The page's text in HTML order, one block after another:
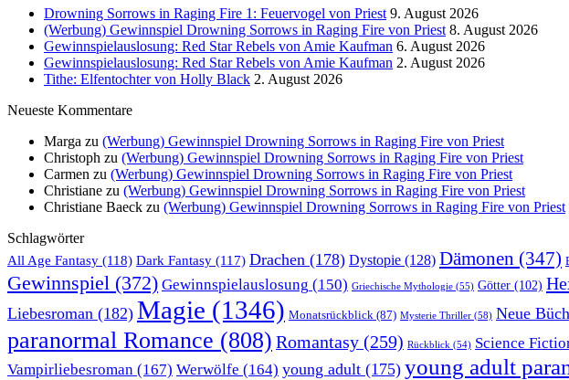
Drowning Sorrows in Raging Fire 1: Feuervogel von Priest 9. August 2026
(Werbung) Gewinnspiel Drowning Sorrows in Raging Fire von Priest 8. August 2026
Gewinnspielauslosung: Red Star Rebels von Amie Kaufman 6. August 2026
Gewinnspielauslosung: Red Star Rebels von Amie Kaufman 2. August 2026
Tithe: Elfentochter von Holly Black 2. August 2026
Neueste Kommentare
Marga zu (Werbung) Gewinnspiel Drowning Sorrows in Raging Fire von Priest
Christoph zu (Werbung) Gewinnspiel Drowning Sorrows in Raging Fire von Priest
Carmen zu (Werbung) Gewinnspiel Drowning Sorrows in Raging Fire von Priest
Christiane zu (Werbung) Gewinnspiel Drowning Sorrows in Raging Fire von Priest
Christiane Baeck zu (Werbung) Gewinnspiel Drowning Sorrows in Raging Fire von Priest
Schlagwörter
All Age Fantasy (118) Dark Fantasy (117) Drachen (178) Dystopie (128) Dämonen (347)
Gewinnspiel (372) Gewinnspielauslosung (150) Griechische Mythologie (55) Götter (102)
Liebesroman (182) Magie (1346) Monatsrückblick (87) Mysterie Thriller (58) Neue
paranormal Romance (808) Romantasy (259) Rückblick (54) Science
Vampirliebesroman (167) Werwölfe (164) young adult (175) young adult